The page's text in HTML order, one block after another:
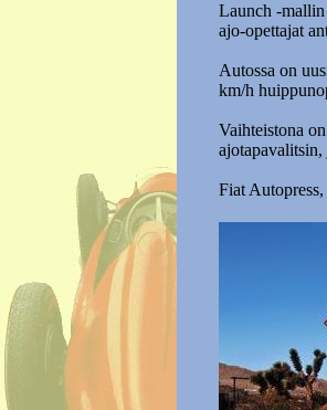
Launch -mallin
ajo-opettajat
Autossa on
km/h
Vaihteistona
ajotapavalitsin,
Fiat